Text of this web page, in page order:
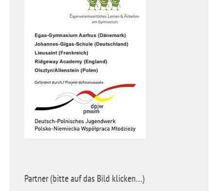
Partner (bitte auf das Bild klicken…)